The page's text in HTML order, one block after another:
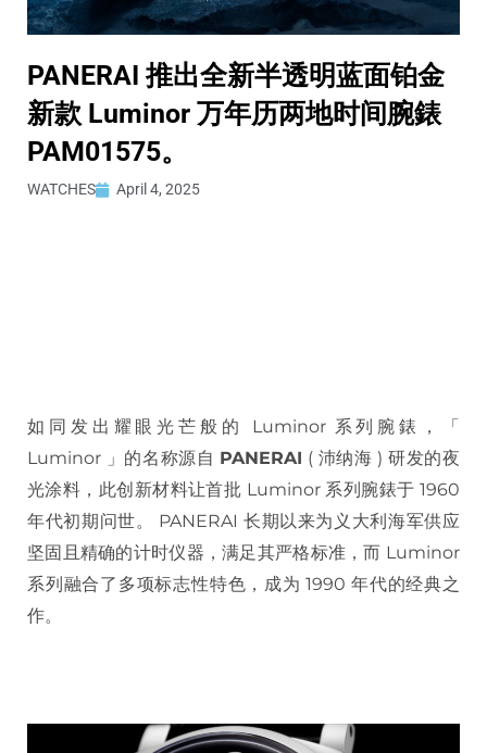
PANERAI 推出全新半透明蓝面铂金
新款 Luminor 万年历两地时间腕錶
PAM01575。
WATCHES April 4, 2025
如同发出耀眼光芒般的 Luminor 系列腕錶，「
Luminor 」的名称源自 PANERAI ( 沛纳海 ) 研发的夜
光涂料，此创新材料让首批 Luminor 系列腕錶于 1960
年代初期问世。 PANERAI 长期以来为义大利海军供应
坚固且精确的计时仪器，满足其严格标准，而 Luminor
系列融合了多项标志性特色，成为 1990 年代的经典之
作。